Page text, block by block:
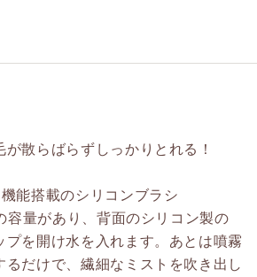
が散らばらずしっかりとれる！
能搭載のシリコンブラシ
容量があり、背面のシリコン製の
プを開け水を入れます。あとは噴霧
るだけで、繊細なミストを吹き出し